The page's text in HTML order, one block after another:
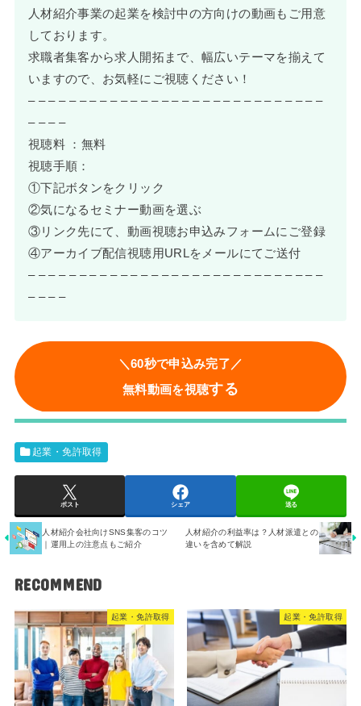
人材紹介事業の起業を検討中の方向けの動画もご用意
しております。
求職者集客から求人開拓まで、幅広いテーマを揃えて
いますので、お気軽にご視聴ください！
– – – – – – – – – – – – – – – – – – – – – – – – – – – – –
– – – –
視聴料 ：無料
視聴手順：
①下記ボタンをクリック
②気になるセミナー動画を選ぶ
③リンク先にて、動画視聴お申込みフォームにご登録
④アーカイブ配信視聴用URLをメールにてご送付
– – – – – – – – – – – – – – – – – – – – – – – – – – – – –
– – – –
＼60秒で申込み完了／
無料動画を視聴する
起業・免許取得
ポスト シェア 送る
人材紹介会社向けSNS集客のコツ
｜運用上の注意点もご紹介
人材紹介の利益率は？人材派遣との
違いを含めて解説
RECOMMEND
起業・免許取得 起業・免許取得